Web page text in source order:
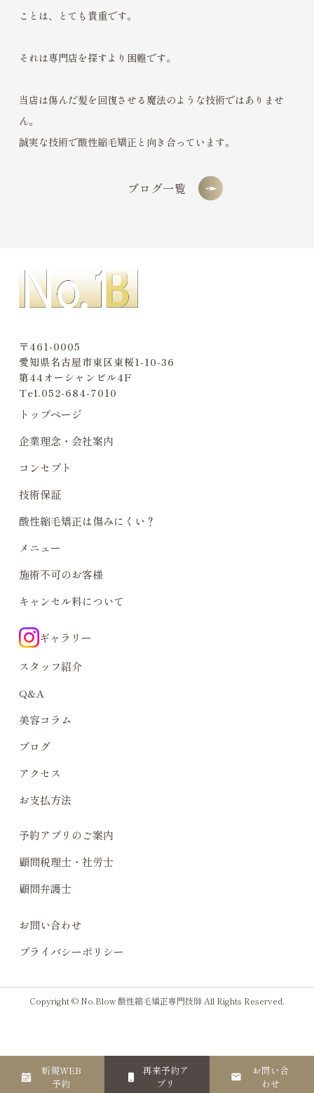
ことは、とても貴重です。
それは専門店を探すより困難です。
当店は傷んだ髪を回復させる魔法のような技術ではありませ
ん。
誠実な技術で酸性縮毛矯正と向き合っています。
ブログ一覧
新規WEB
予約
再来予約ア
プリ
お問い合
わせ
〒461-0005
愛知県名古屋市東区東桜1-10-36
第44オーシャンビル4F
Tel.052-684-7010
トップページ
企業理念・会社案内
コンセプト
技術保証
酸性縮毛矯正は傷みにくい？
メニュー
施術不可のお客様
キャンセル料について
ギャラリー
スタッフ紹介
Q&A
美容コラム
ブログ
アクセス
お支払方法
予約アプリのご案内
顧問税理士・社労士
顧問弁護士
お問い合わせ
プライバシーポリシー
Copyright © No.Blow 酸性縮毛矯正専門技師 All Rights Reserved.